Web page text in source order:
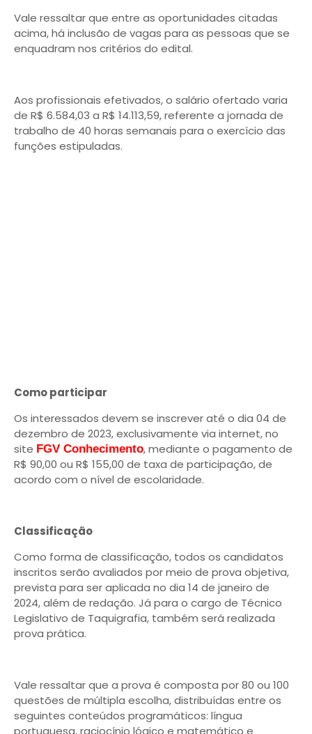
Vale ressaltar que entre as oportunidades citadas
acima, há inclusão de vagas para as pessoas que se
enquadram nos critérios do edital.
Aos profissionais efetivados, o salário ofertado varia
de R$ 6.584,03 a R$ 14.113,59, referente a jornada de
trabalho de 40 horas semanais para o exercício das
funções estipuladas.
Como participar
Os interessados devem se inscrever até o dia 04 de
dezembro de 2023, exclusivamente via internet, no
site FGV Conhecimento, mediante o pagamento de
R$ 90,00 ou R$ 155,00 de taxa de participação, de
acordo com o nível de escolaridade.
Classificação
Como forma de classificação, todos os candidatos
inscritos serão avaliados por meio de prova objetiva,
prevista para ser aplicada no dia 14 de janeiro de
2024, além de redação. Já para o cargo de Técnico
Legislativo de Taquigrafia, também será realizada
prova prática.
Vale ressaltar que a prova é composta por 80 ou 100
questões de múltipla escolha, distribuídas entre os
seguintes conteúdos programáticos: língua
portuguesa, raciocínio lógico e matemático e